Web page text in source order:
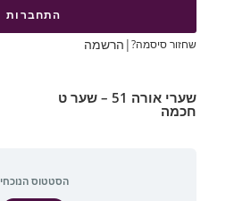
התחברות
שחזור סיסמה?| הרשמה
שערי אורה 51 – שער ט
חכמה
הסטטוס הנוכחי